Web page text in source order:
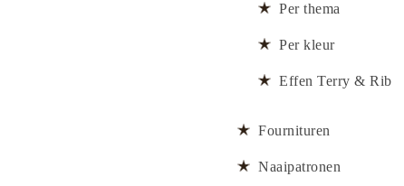
Per thema
Per kleur
Effen Terry & Rib
Fournituren
Naaipatronen